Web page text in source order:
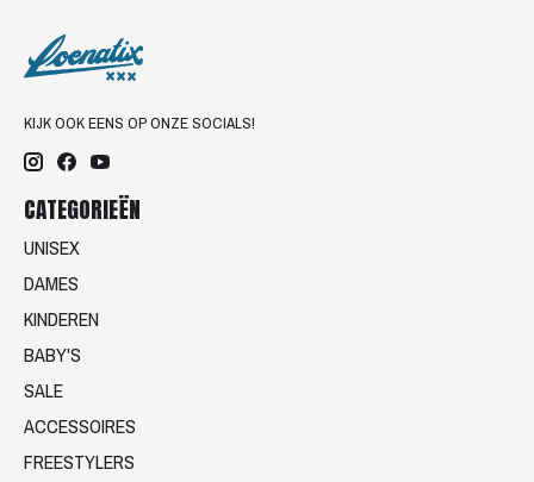
KIJK OOK EENS OP ONZE SOCIALS!
CATEGORIEËN
UNISEX
DAMES
KINDEREN
BABY'S
SALE
ACCESSOIRES
FREESTYLERS